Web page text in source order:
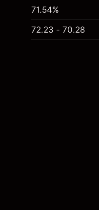
71.54%
70.28 - 72.23